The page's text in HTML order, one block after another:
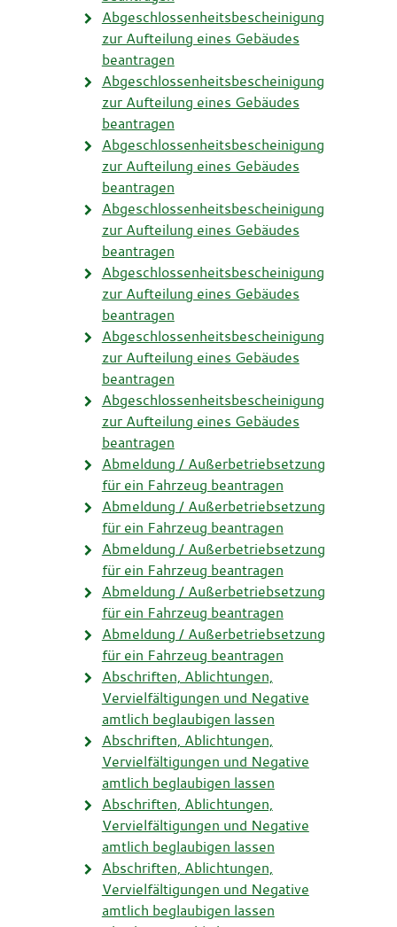
Abgeschlossenheitsbescheinigung
zur Aufteilung eines Gebäudes
beantragen
Abgeschlossenheitsbescheinigung
zur Aufteilung eines Gebäudes
beantragen
Abgeschlossenheitsbescheinigung
zur Aufteilung eines Gebäudes
beantragen
Abgeschlossenheitsbescheinigung
zur Aufteilung eines Gebäudes
beantragen
Abgeschlossenheitsbescheinigung
zur Aufteilung eines Gebäudes
beantragen
Abgeschlossenheitsbescheinigung
zur Aufteilung eines Gebäudes
beantragen
Abgeschlossenheitsbescheinigung
zur Aufteilung eines Gebäudes
beantragen
Abmeldung / Außerbetriebsetzung
für ein Fahrzeug beantragen
Abmeldung / Außerbetriebsetzung
für ein Fahrzeug beantragen
Abmeldung / Außerbetriebsetzung
für ein Fahrzeug beantragen
Abmeldung / Außerbetriebsetzung
für ein Fahrzeug beantragen
Abmeldung / Außerbetriebsetzung
für ein Fahrzeug beantragen
Abschriften, Ablichtungen,
Vervielfältigungen und Negative
amtlich beglaubigen lassen
Abschriften, Ablichtungen,
Vervielfältigungen und Negative
amtlich beglaubigen lassen
Abschriften, Ablichtungen,
Vervielfältigungen und Negative
amtlich beglaubigen lassen
Abschriften, Ablichtungen,
Vervielfältigungen und Negative
amtlich beglaubigen lassen